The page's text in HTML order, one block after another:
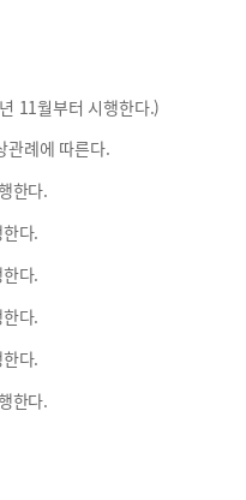
11월부터 시행한다.)
관례에 따른다.
한다.
다.
다.
다.
다.
한다.